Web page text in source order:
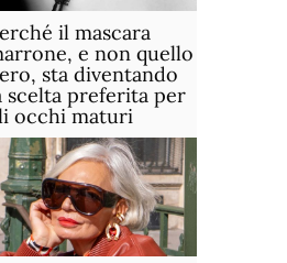
il mascara
e non quello
sta diventando
scelta preferita per
occhi maturi